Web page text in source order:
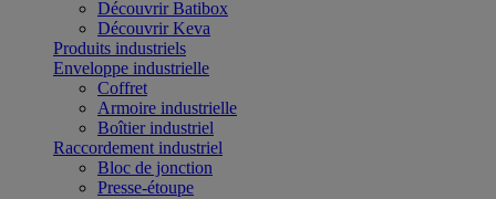
Découvrir Batibox
Découvrir Keva
Produits industriels
Enveloppe industrielle
Coffret
Armoire industrielle
Boîtier industriel
Raccordement industriel
Bloc de jonction
Presse-étoupe